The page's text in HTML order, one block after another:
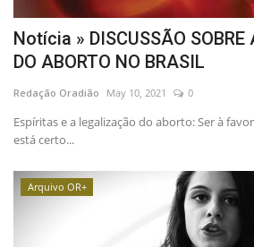
Notícia » DISCUSSÃO
DO ABORTO NO BRASIL
Redação Oradião May 10, 2021 0
Espíritas e a legalização do aborto: Ser à
está certo...
Arquivo OR+